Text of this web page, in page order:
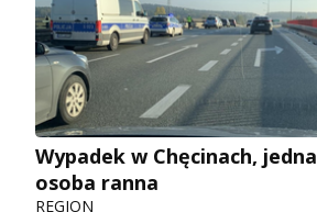
Wypadek w Chęcinach, jedna
osoba ranna
REGION